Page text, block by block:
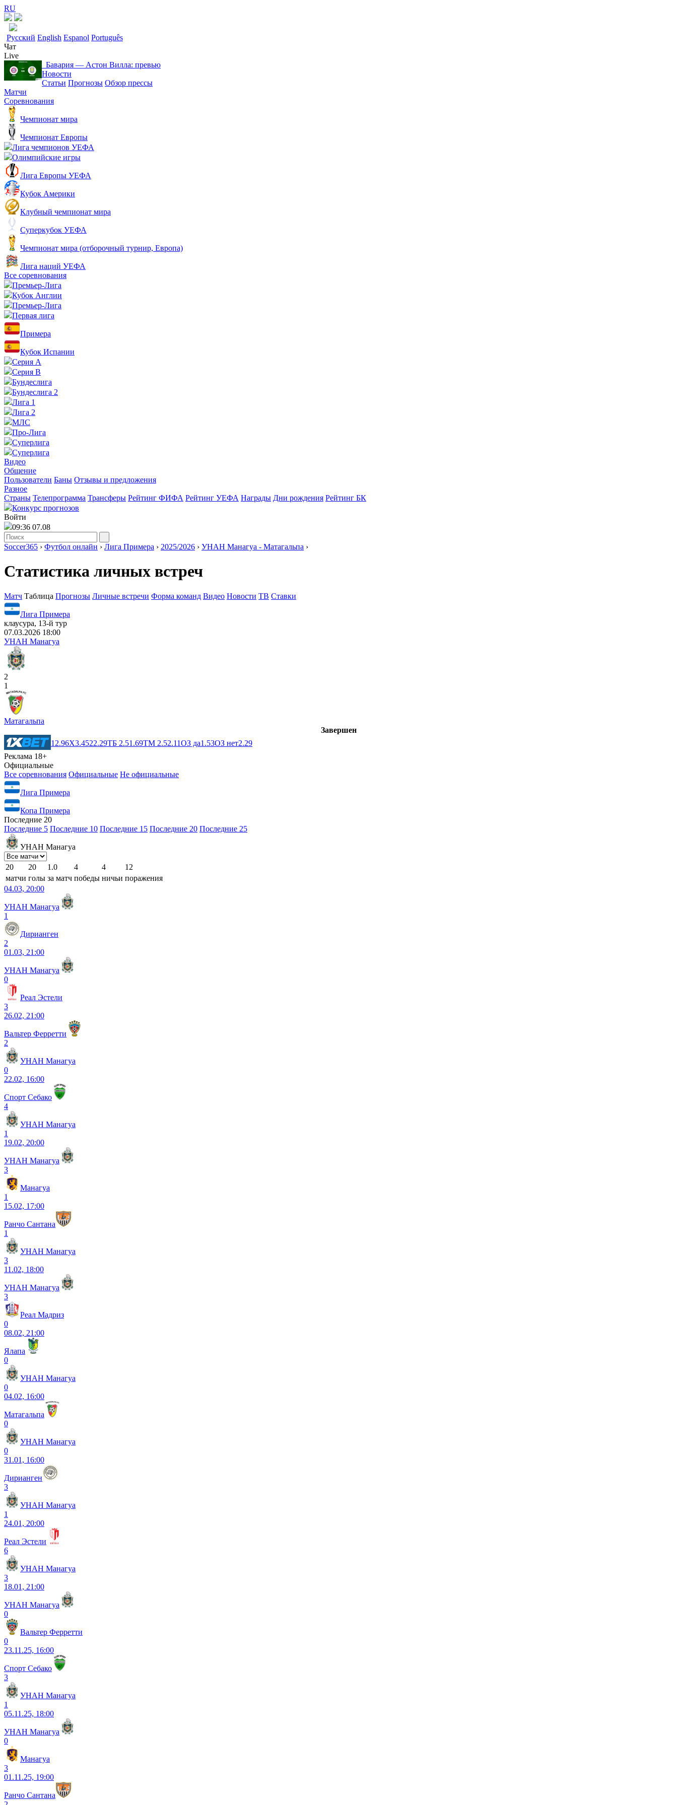
RU
Русский English Espanol Português
Чат
Live
Бавария ― Астон Вилла: превью
Новости
Статьи Прогнозы Обзор прессы
Матчи
Соревнования
Чемпионат мира
Чемпионат Европы
Лига чемпионов УЕФА
Олимпийские игры
Лига Европы УЕФА
Кубок Америки
Клубный чемпионат мира
Суперкубок УЕФА
Чемпионат мира (отборочный турнир, Европа)
Лига наций УЕФА
Все соревнования
Премьер-Лига
Кубок Англии
Премьер-Лига
Первая лига
Примера
Кубок Испании
Серия А
Серия B
Бундеслига
Бундеслига 2
Лига 1
Лига 2
МЛС
Про-Лига
Суперлига
Суперлига
Видео
Общение
Пользователи Баны Отзывы и предложения
Разное
Страны Телепрограмма Трансферы Рейтинг ФИФА Рейтинг УЕФА Награды Дни рождения Рейтинг БК
Конкурс прогнозов
Войти
09:36 07.08
Soccer365 › Футбол онлайн › Лига Примера › 2025/2026 › УНАН Манагуа - Матагальпа ›
Статистика личных встреч
Матч Таблица Прогнозы Личные встречи Форма команд Видео Новости ТВ Ставки
Лига Примера
клаусура, 13-й тур
07.03.2026 18:00
УНАН Манагуа
2
1
Матагальпа
Завершен
1 2.96X3.4522.29ТБ 2.51.69ТМ 2.52.11ОЗ да1.53ОЗ нет2.29
Реклама 18+
Официальные
Все соревнования Официальные Не официальные
Лига Примера
Копа Примера
Последние 20
Последние 5 Последние 10 Последние 15 Последние 20 Последние 25
УНАН Манагуа
20 20 1.0 4 4
12
матчи голы за матч победы ничьи поражения
04.03, 20:00
УНАН Манагуа
1
Дирианген
2
01.03, 21:00
УНАН Манагуа
0
Реал Эстели
3
26.02, 21:00
Вальтер Ферретти
2
УНАН Манагуа
0
22.02, 16:00
Спорт Себако
4
УНАН Манагуа
1
19.02, 20:00
УНАН Манагуа
3
Манагуа
1
15.02, 17:00
Ранчо Сантана
1
УНАН Манагуа
3
11.02, 18:00
УНАН Манагуа
3
Реал Мадриз
0
08.02, 21:00
Ялапа
0
УНАН Манагуа
0
04.02, 16:00
Матагальпа
0
УНАН Манагуа
0
31.01, 16:00
Дирианген
3
УНАН Манагуа
1
24.01, 20:00
Реал Эстели
6
УНАН Манагуа
3
18.01, 21:00
УНАН Манагуа
0
Вальтер Ферретти
0
23.11.25, 16:00
Спорт Себако
3
УНАН Манагуа
1
05.11.25, 18:00
УНАН Манагуа
0
Манагуа
3
01.11.25, 19:00
Ранчо Сантана